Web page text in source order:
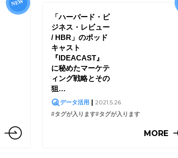
「ハーバード・ビ
ジネス・レビュー
/ HBR」のポッド
キャスト
『IDEACAST』
に秘めたマーケテ
ィング戦略とその
狙…
データ活用 |2021.5.26
#タグが入ります#タグが入ります
MORE